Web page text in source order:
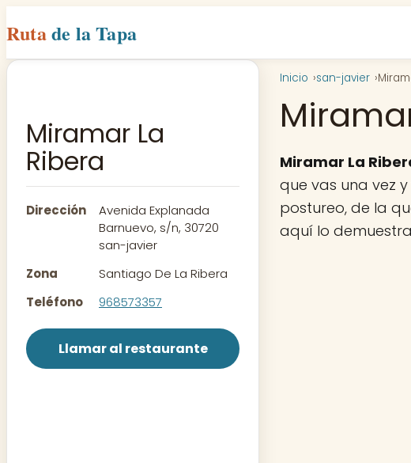
Rutade la Tapa
Miramar La
Ribera
Dirección
Avenida Explanada
Barnuevo, s/n, 30720
san-javier
Zona
Santiago De La Ribera
Teléfono
968573357
Llamar al restaurante
Inicio san-javier
Miramar La
que vas una vez
postureo, de la
aquí lo